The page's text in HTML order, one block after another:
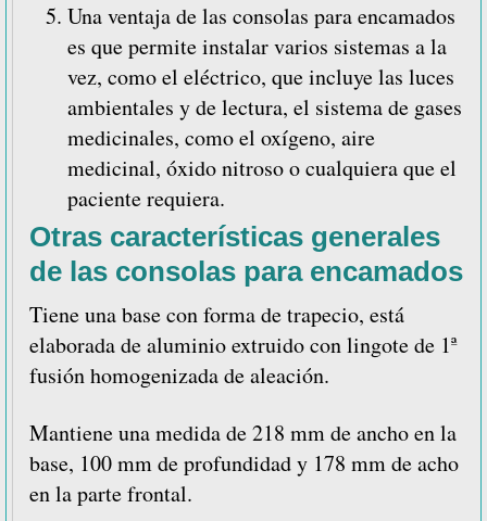
Una ventaja de las consolas para encamados
es que permite instalar varios sistemas a la
vez, como el eléctrico, que incluye las luces
ambientales y de lectura, el sistema de gases
medicinales, como el oxígeno, aire
medicinal, óxido nitroso o cualquiera que el
paciente requiera.
Otras características generales
de las consolas para encamados
Tiene una base con forma de trapecio, está
elaborada de aluminio extruido con lingote de 1ª
fusión homogenizada de aleación.
Mantiene una medida de 218 mm de ancho en la
base, 100 mm de profundidad y 178 mm de acho
en la parte frontal.